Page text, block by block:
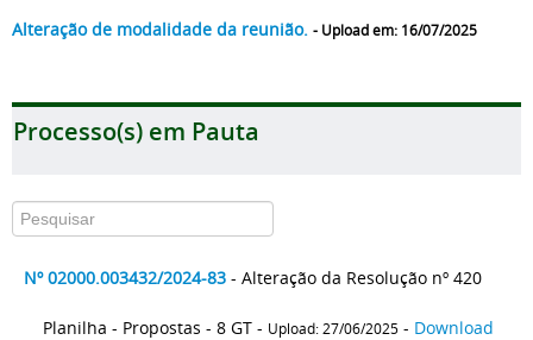
Alteração de modalidade da reunião. - Upload em: 16/07/2025
Processo(s) em Pauta
Nº 02000.003432/2024-83 - Alteração da Resolução nº 420
Planilha - Propostas - 8 GT - Upload: 27/06/2025 - Download